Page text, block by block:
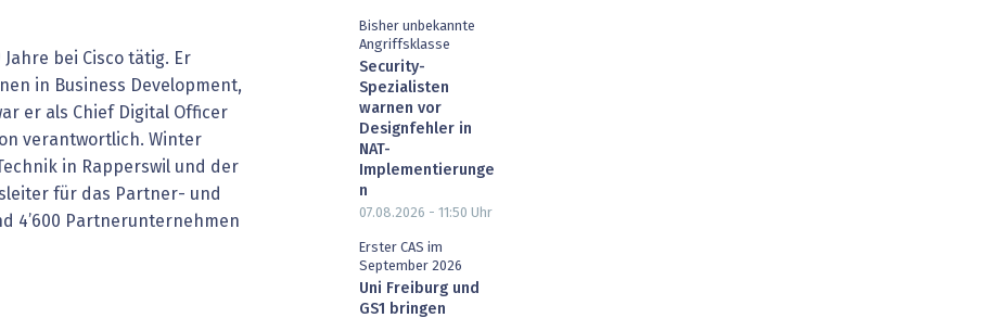
bei Cisco tätig. Er
in Business Development,
er als Chief Digital Officer
verantwortlich. Winter
in Rapperswil und der
für das Partner- und
4’600 Partnerunternehmen
Bisher unbekannte
Angriffsklasse
Security-
Spezialisten
warnen vor
Designfehler in
NAT-
Implementierunge
n
07.08.2026 - 11:50 Uhr
Erster CAS im
September 2026
Uni Freiburg und
GS1 bringen